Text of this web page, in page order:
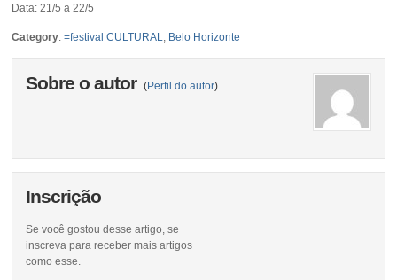
Data: 21/5 a 22/5
Category:=festival CULTURAL, Belo Horizonte
Sobre o autor (Perfil do autor)
Inscrição
Se você gostou desse artigo, se
inscreva para receber mais artigos
como esse.